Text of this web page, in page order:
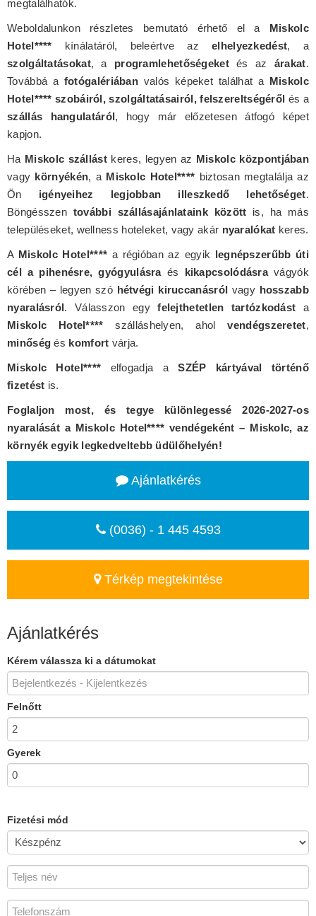
megtalálhatók.
Weboldalunkon részletes bemutató érhető el a Miskolc
Hotel**** kínálatáról, beleértve azelhelyezkedést, a
szolgáltatásokat, a programlehetőségeketés az árakat.
Továbbá a fotógalériában valós képeket találhat a Miskolc
Hotel**** szobáiról, szolgáltatásairól, felszereltségéről és a
szállás hangulatáról, hogy már előzetesen átfogó képet
kapjon.
Ha Miskolc szállástkeres, legyen az Miskolc központjában
vagy környékén, a Miskolc Hotel**** biztosan megtalálja az
Ön igényeihez legjobban illeszkedő lehetőséget.
Böngésszen további szállásajánlataink között is, ha más
településeket, wellness hoteleket, vagy akár nyaralókat keres.
A Miskolc Hotel**** a régióban az egyik legnépszerűbb úti
cél a pihenésre, gyógyulásraés kikapcsolódásravágyók
körében – legyen szó hétvégi kiruccanásról vagy hosszabb
nyaralásról. Válasszon egyfelejthetetlen tartózkodást a
Miskolc Hotel**** szálláshelyen, aholvendégszeretet,
minőség és komfort várja.
Miskolc Hotel**** elfogadja aSZÉP kártyával történő
fizetést is.
Foglaljon most, és tegye különlegessé 2026-2027-os
nyaralását a Miskolc Hotel**** vendégeként – Miskolc, az
környék egyik legkedveltebb üdülőhelyén!
Ajánlatkérés
(0036) - 1 445 4593
Térkép megtekintése
Ajánlatkérés
Kérem válassza ki a dátumokat
Felnőtt
Gyerek
Fizetési mód